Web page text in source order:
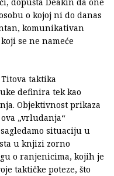
dopušta Deakin da one
o kojoj ni do danas
komunikativan
se ne nameće
taktika
definira tek kao
Objektivnost prikaza
„vrludanja“
situaciju u
u knjizi zorno
o ranjenicima, kojih je
taktičke poteze, što